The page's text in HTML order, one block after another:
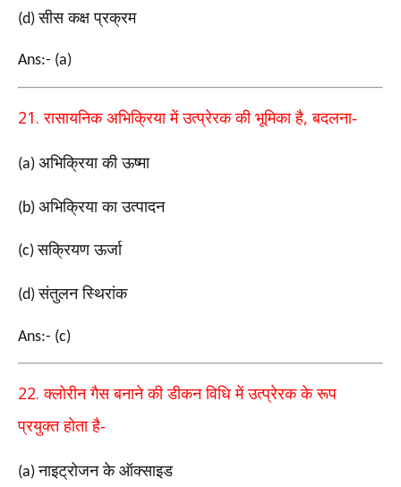
(d)सीस कक्ष प्रक्रम
Ans:- (a)
21.रासायनिक अभिक्रिया में उत्प्रेरक की भूमिका है,बदलना-
(a) अभिक्रिया की ऊष्मा
(b) अभिक्रिया का उत्पादन
(c)सक्रियण ऊर्जा
(d)संतुलन स्थिरांक
Ans:- (c)
22.क्लोरीन गैस बनाने की डीकन विधि में उत्प्रेरक के रूप
प्रयुक्त होता है-
(a)नाइट्रोजन के ऑक्साइड